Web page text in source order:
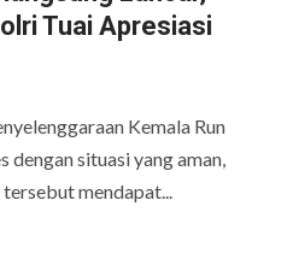
Tuai Apresiasi
Kemala Run
situasi yang aman,
mendapat...